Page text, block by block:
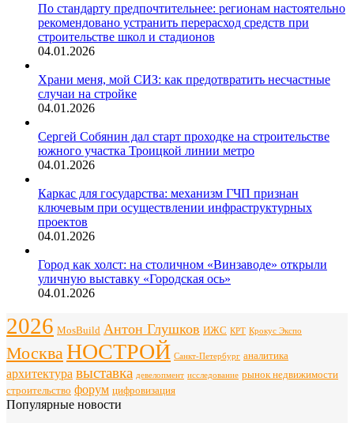
По стандарту предпочтительнее: регионам настоятельно
рекомендовано устранить перерасход средств при
строительстве школ и стадионов
04.01.2026
Храни меня, мой СИЗ: как предотвратить несчастные
случаи на стройке
04.01.2026
Сергей Собянин дал старт проходке на строительстве
южного участка Троицкой линии метро
04.01.2026
Каркас для государства: механизм ГЧП признан
ключевым при осуществлении инфраструктурных
проектов
04.01.2026
Город как холст: на столичном «Винзаводе» открыли
уличную выставку «Городская ось»
04.01.2026
2026 MosBuild Антон Глушков ИЖС КРТ Крокус Экспо
Москва НОСТРОЙ Санкт-Петербург аналитика
архитектура выставка девелопмент исследование рынок недвижимости
строительство форум цифровизация
Популярные новости